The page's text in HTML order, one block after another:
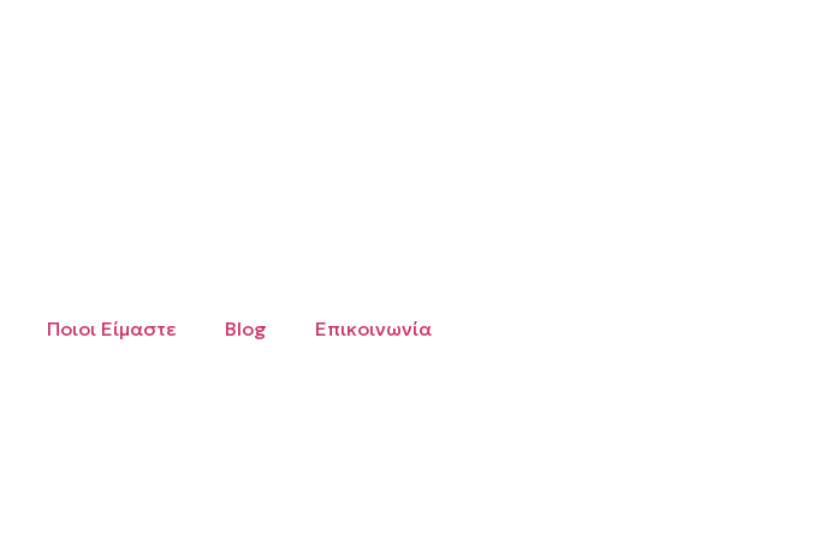
Ποιοι Είμαστε Blog Επικοινωνία